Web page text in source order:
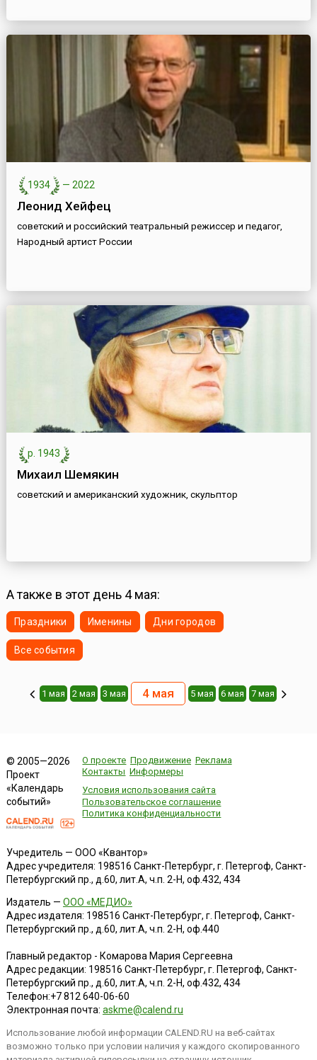
1934 — 2022
Леонид Хейфец
советский и российский театральный режиссер и педагог,
Народный артист России
р. 1943
Михаил Шемякин
советский и американский художник, скульптор
А также в этот день 4 мая:
Праздники Именины Дни городов
Все события
1 мая 2 мая 3 мая 4 мая 5 мая 6 мая 7 мая
© 2005—2026
Проект
«Календарь
событий»
О проекте Продвижение Реклама
Контакты Информеры
Условия использования сайта
Пользовательское соглашение
Политика конфиденциальности
Учредитель — ООО «Квантор»
Адрес учредителя: 198516 Санкт-Петербург, г. Петергоф, Санкт-
Петербургский пр., д.60, лит.А, ч.п. 2-Н, оф.432, 434
Издатель — ООО «МЕДИО»
Адрес издателя: 198516 Санкт-Петербург, г. Петергоф, Санкт-
Петербургский пр., д.60, лит.А, ч.п. 2-Н, оф.440
Главный редактор - Комарова Мария Сергеевна
Адрес редакции: 198516 Санкт-Петербург, г. Петергоф, Санкт-
Петербургский пр., д.60, лит.А, ч.п. 2-Н, оф.432, 434
Телефон:+7 812 640-06-60
Электронная почта: askme@calend.ru
Использование любой информации CALEND.RU на веб-сайтах
возможно только при условии наличия у каждого скопированного